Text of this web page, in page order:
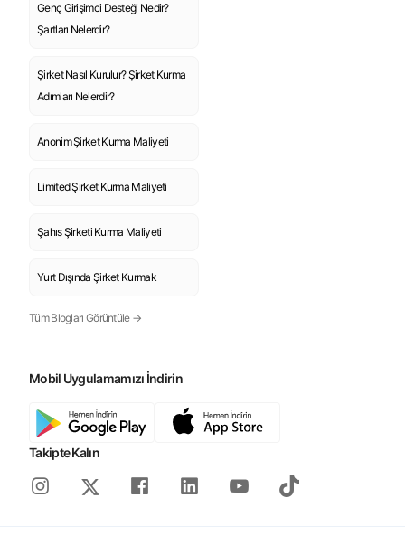
Genç Girişimci Desteği Nedir?
Şartları Nelerdir?
Şirket Nasıl Kurulur? Şirket Kurma
Adımları Nelerdir?
Anonim Şirket Kurma Maliyeti
Limited Şirket Kurma Maliyeti
Şahıs Şirketi Kurma Maliyeti
Yurt Dışında Şirket Kurmak
Tüm Blogları Görüntüle →
Mobil Uygulamamızı İndirin
Takipte Kalın
Instagram
X FacebookLinkedinYoutubeTiktok